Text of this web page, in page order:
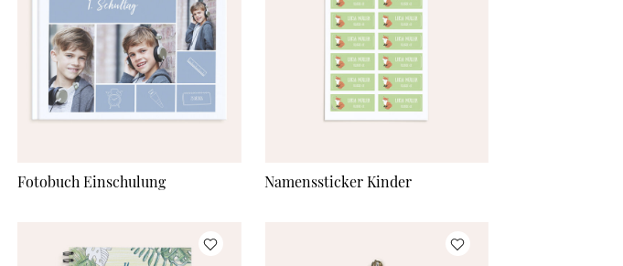
Fotobuch Einschulung Namenssticker Kinder